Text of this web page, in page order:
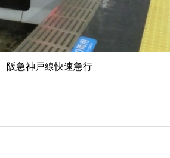
阪急神戸線快速急行